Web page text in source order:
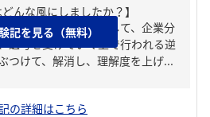
んな風にしましたか？】
連サイトにログインして、企業分
選考を受けていく上で行われる逆
つけて、解消し、理解度を上げ...
記を見る（無料）
の詳細はこちら